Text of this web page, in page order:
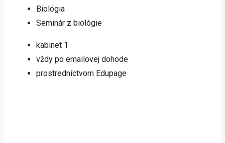
Biológia
Seminár z biológie
kabinet 1
vždy po emailovej dohode
prostredníctvom Edupage